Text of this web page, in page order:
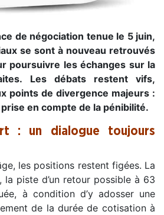
de négociation tenue le 5 juin,
se sont à nouveau retrouvés
poursuivre les échanges sur la
Les débats restent vifs,
points de divergence majeurs :
prise en compte de la pénibilité.
: un dialogue toujours
les positions restent figées. La
la piste d’un retour possible à 63
à condition d’y adosser une
de la durée de cotisation à